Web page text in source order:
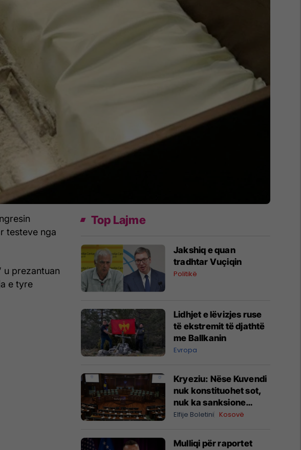
testeve nga
u prezantuan
e tyre
Top Lajme
Jakshiq e quan
tradhtar Vuçiqin
Politikë
Lidhjet e lëvizjes ruse
të ekstremit të djathtë
me Ballkanin
Evropa
Kryeziu: Nëse Kuvendi
nuk konstituohet sot,
nuk ka sanksione
kushtetuese, por
pafund
Elfije Boletini Kosovë
Mulliqi për raportet